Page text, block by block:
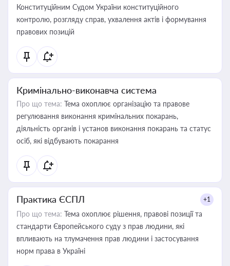
Конституційним Судом України конституційного
контролю, розгляду справ, ухвалення актів і формування
правових позицій
Кримінально-виконавча система
Про що тема: Тема охоплює організацію та правове
регулювання виконання кримінальних покарань,
діяльність органів і установ виконання покарань та статус
осіб, які відбувають покарання
Практика ЄСПЛ +1
Про що тема: Тема охоплює рішення, правові позиції та
стандарти Європейського суду з прав людини, які
впливають на тлумачення прав людини і застосування
норм права в Україні